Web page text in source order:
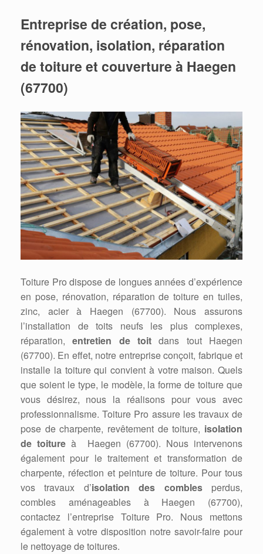
Entreprise de création, pose,
rénovation, isolation, réparation
de toiture et couverture à Haegen
(67700)
Toiture Pro dispose de longues années d’expérience
en pose, rénovation, réparation de toiture en tuiles,
zinc, acier à Haegen (67700). Nous assurons
l’installation de toits neufs les plus complexes,
réparation,entretien de toit dans tout Haegen
(67700). En effet, notre entreprise conçoit, fabrique et
installe la toiture qui convient à votre maison. Quels
que soient le type, le modèle, la forme de toiture que
vous désirez, nous la réalisons pour vous avec
professionnalisme. Toiture Pro assure les travaux de
pose de charpente, revêtement de toiture, isolation
de toiture à Haegen (67700). Nous intervenons
également pour le traitement et transformation de
charpente, réfection et peinture de toiture. Pour tous
vos travaux d’isolation des comblesperdus,
combles aménageables à Haegen (67700),
contactez l’entreprise Toiture Pro. Nous mettons
également à votre disposition notre savoir-faire pour
le nettoyage de toitures.